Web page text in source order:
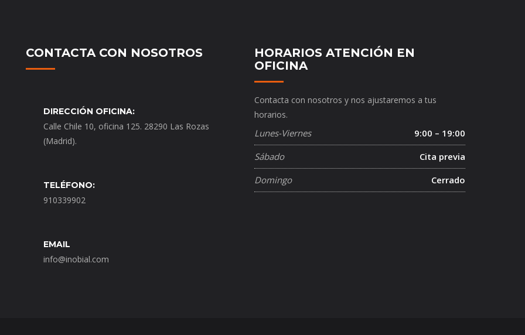
CONTACTA CON NOSOTROS
DIRECCIÓN OFICINA:
Calle Chile 10, oficina 125. 28290 Las Rozas
(Madrid).
TELÉFONO:
910339902
EMAIL
info@inobial.com
HORARIOS ATENCIÓN EN
OFICINA
Contacta con nosotros y nos ajustaremos a tus
horarios.
Lunes-Viernes
9:00 – 19:00
Sábado
Cita previa
Domingo
Cerrado